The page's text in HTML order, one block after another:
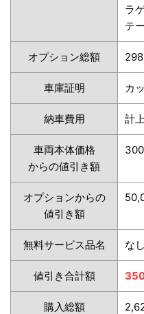
ラ
テ
オプション総額
車庫証明 カ
納車費用 計上
車両本体価格
からの値引き額
オプションからの
値引き額
無料サービス品名 なし
値引き合計額
購入総額